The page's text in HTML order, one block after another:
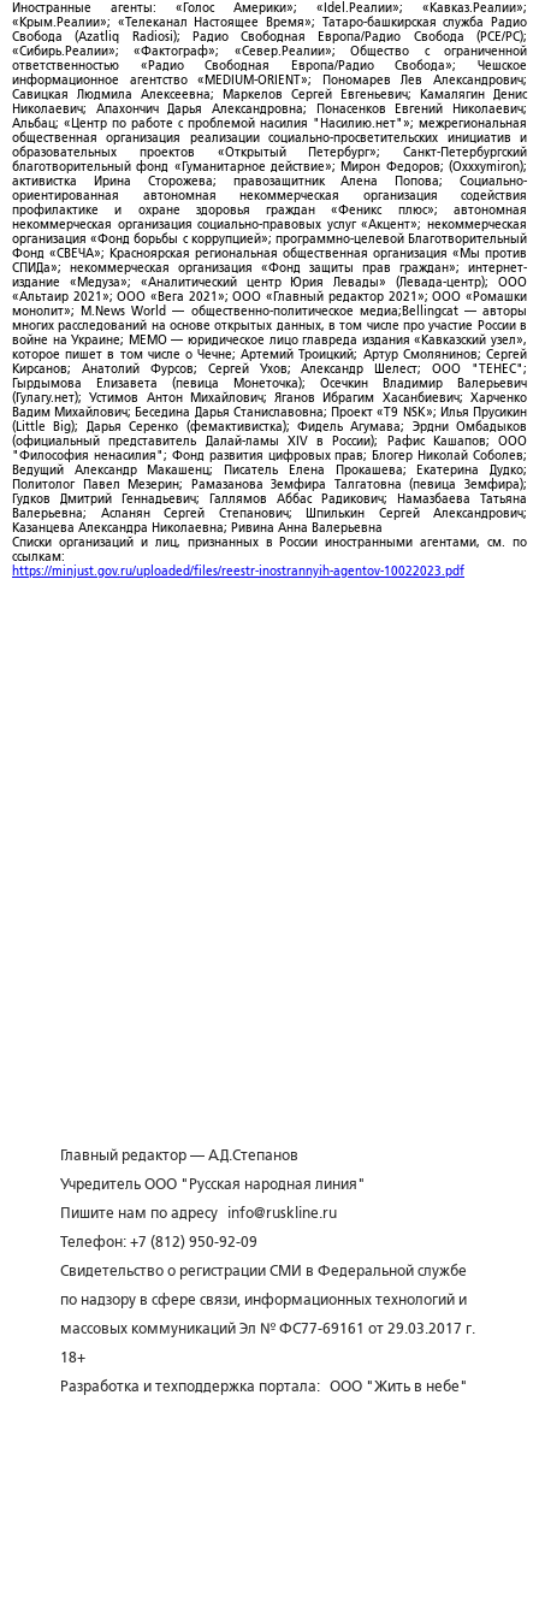
Иностранные агенты: «Голос Америки»; «Idel.Реалии»; «Кавказ.Реалии»;
«Крым.Реалии»; «Телеканал Настоящее Время»; Татаро-башкирская служба Радио
Свобода (Azatliq Radiosi); Радио Свободная Европа/Радио Свобода (PCE/PC);
«Сибирь.Реалии»; «Фактограф»; «Север.Реалии»; Общество с ограниченной
ответственностью «Радио Свободная Европа/Радио Свобода»; Чешское
информационное агентство «MEDIUM-ORIENT»; Пономарев Лев Александрович;
Савицкая Людмила Алексеевна; Маркелов Сергей Евгеньевич; Камалягин Денис
Николаевич; Апахончич Дарья Александровна; Понасенков Евгений Николаевич;
Альбац; «Центр по работе с проблемой насилия "Насилию.нет"»; межрегиональная
общественная организация реализации социально-просветительских инициатив и
образовательных проектов «Открытый Петербург»; Санкт-Петербургский
благотворительный фонд «Гуманитарное действие»; Мирон Федоров; (Oxxxymiron);
активистка Ирина Сторожева; правозащитник Алена Попова; Социально-
ориентированная автономная некоммерческая организация содействия
профилактике и охране здоровья граждан «Феникс плюс»; автономная
некоммерческая организация социально-правовых услуг «Акцент»; некоммерческая
организация «Фонд борьбы с коррупцией»; программно-целевой Благотворительный
Фонд «СВЕЧА»; Красноярская региональная общественная организация «Мы против
СПИДа»; некоммерческая организация «Фонд защиты прав граждан»; интернет-
издание «Медуза»; «Аналитический центр Юрия Левады» (Левада-центр); ООО
«Альтаир 2021»; ООО «Вега 2021»; ООО «Главный редактор 2021»; ООО «Ромашки
монолит»; M.News World — общественно-политическое медиа;Bellingcat — авторы
многих расследований на основе открытых данных, в том числе про участие России в
войне на Украине; МЕМО — юридическое лицо главреда издания «Кавказский узел»,
которое пишет в том числе о Чечне; Артемий Троицкий; Артур Смолянинов; Сергей
Кирсанов; Анатолий Фурсов; Сергей Ухов; Александр Шелест; ООО "ТЕНЕС";
Гырдымова Елизавета (певица Монеточка); Осечкин Владимир Валерьевич
(Гулагу.нет); Устимов Антон Михайлович; Яганов Ибрагим Хасанбиевич; Харченко
Вадим Михайлович; Беседина Дарья Станиславовна; Проект «T9 NSK»; Илья Прусикин
(Little Big); Дарья Серенко (фемактивистка); Фидель Агумава; Эрдни Омбадыков
(официальный представитель Далай-ламы XIV в России); Рафис Кашапов; ООО
"Философия ненасилия"; Фонд развития цифровых прав; Блогер Николай Соболев;
Ведущий Александр Макашенц; Писатель Елена Прокашева; Екатерина Дудко;
Политолог Павел Мезерин; Рамазанова Земфира Талгатовна (певица Земфира);
Гудков Дмитрий Геннадьевич; Галлямов Аббас Радикович; Намазбаева Татьяна
Валерьевна; Асланян Сергей Степанович; Шпилькин Сергей Александрович;
Казанцева Александра Николаевна; Ривина Анна Валерьевна
Списки организаций и лиц, признанных в России иностранными агентами, см. по
ссылкам:
https://minjust.gov.ru/uploaded/files/reestr-inostrannyih-agentov-10022023.pdf
Главный редактор — А.Д.Степанов
Учредитель ООО "Русская народная линия"
Пишите нам по адресу
info@ruskline.ru
Телефон: +7 (812) 950-92-09
Свидетельство о регистрации СМИ в Федеральной службе
по надзору в сфере связи, информационных технологий и
массовых коммуникаций Эл № ФС77-69161 от 29.03.2017 г.
18+
Разработка и техподдержка портала: ООО "Жить в небе"